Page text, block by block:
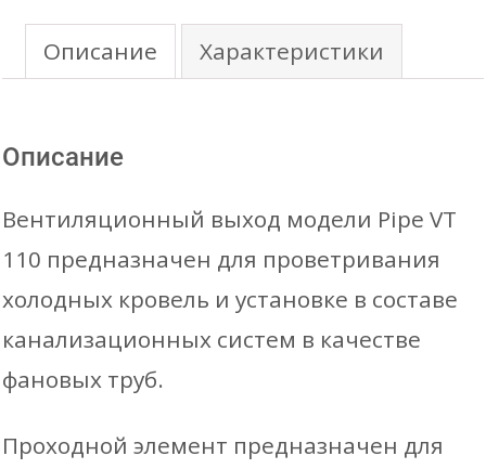
110
500
(фановая,
для
мягкой
при
Описание Характеристики
Описание
Вентиляционный выход модели Pipe VT
110 предназначен для проветривания
холодных кровель и установке в составе
канализационных систем в качестве
фановых труб.
Проходной элемент предназначен для